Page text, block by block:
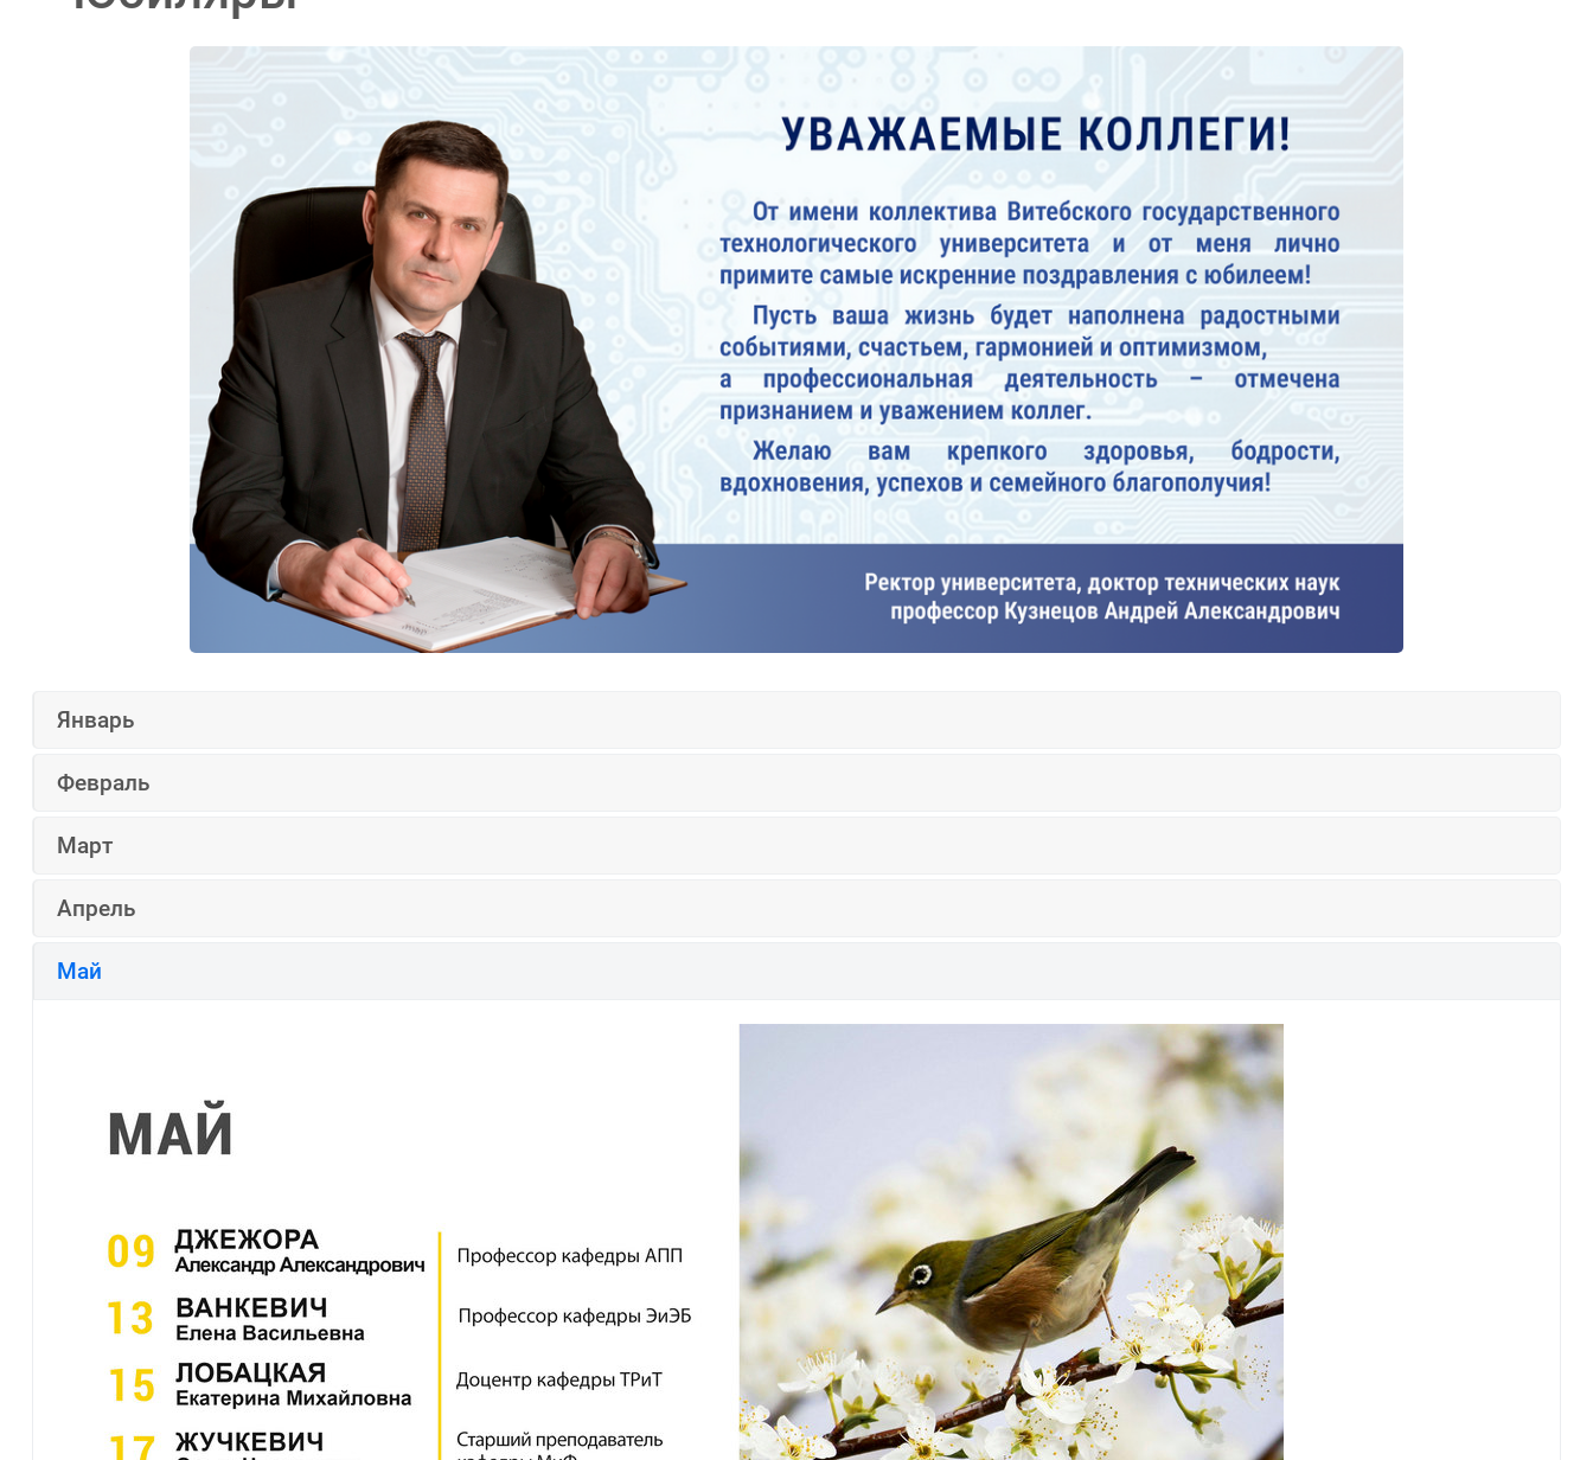
Январь
Февраль
Март
Апрель
Май